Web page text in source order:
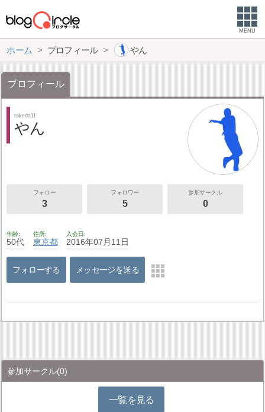
MENU
ホーム プロフィール やん
プロフィール
takeda11
やん
フォロー
3
フォロワー
5
参加サークル
0
年齢
50代
住所
東京都
入会日
2016年07月11日
フォローする メッセージを送る
参加サークル(0)
一覧を見る